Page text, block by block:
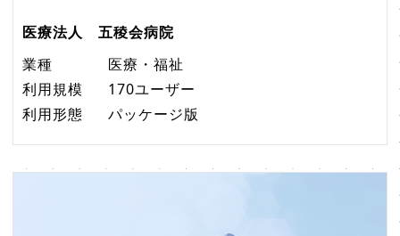
医療法人 五稜会病院
業種
医療・福祉
利用規模
170ユーザー
利用形態
パッケージ版